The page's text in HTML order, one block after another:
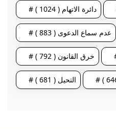
# دائرة الاتهام ( 1024 )
# عدم سماع الدعوى ( 883 )
# خرق القانون ( 792 )
# التحيل ( 681 )